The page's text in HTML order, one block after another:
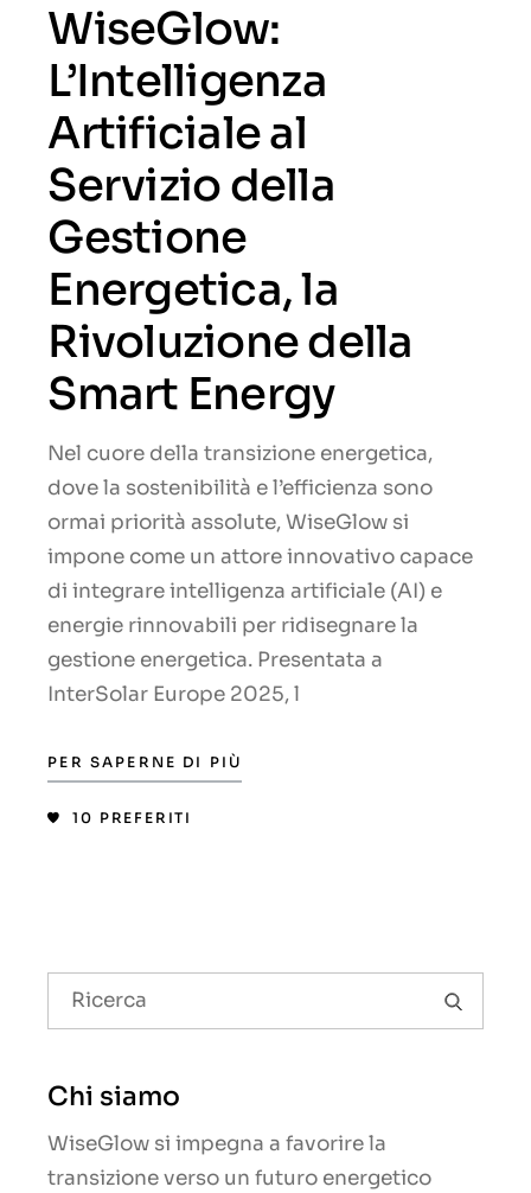
WiseGlow:
L’Intelligenza
Artificiale al
Servizio della
Gestione
Energetica, la
Rivoluzione della
Smart Energy
Nel cuore della transizione energetica,
dove la sostenibilità e l’efficienza sono
ormai priorità assolute, WiseGlow si
impone come un attore innovativo capace
di integrare intelligenza artificiale (AI) e
energie rinnovabili per ridisegnare la
gestione energetica. Presentata a
InterSolar Europe 2025, l
PER SAPERNE DI PIÙ
10 PREFERITI
Chi siamo
WiseGlow si impegna a favorire la
transizione verso un futuro energetico